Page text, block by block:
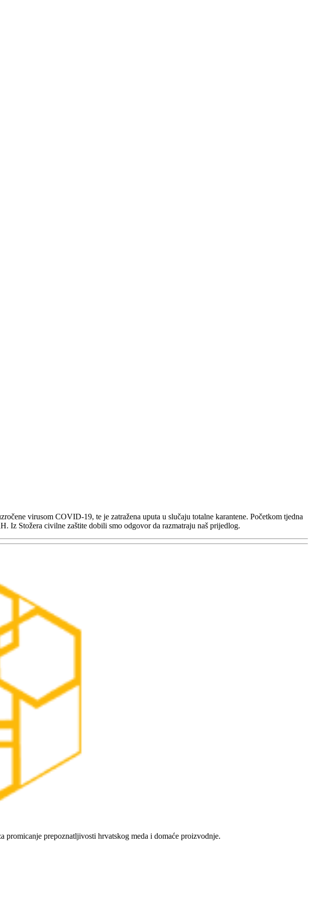
virusom COVID-19, te je zatražena uputa u slučaju totalne karantene. Početkom tjedna
Iz Stožera civilne zaštite dobili smo odgovor da razmatraju naš prijedlog.
prepoznatljivosti hrvatskog meda i domaće proizvodnje.